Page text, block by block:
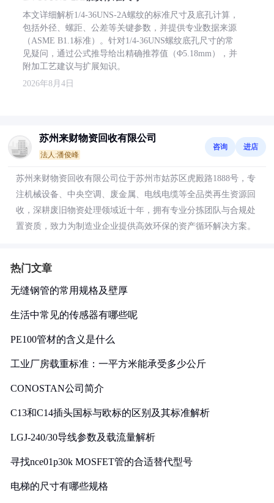
本文详细解析1/4-36UNS-2A螺纹的标准尺寸及底孔计算，
包括外径、螺距、公差等关键参数，并提供专业数据来源
（ASME B1.1标准）。针对1/4-36UNS螺纹底孔尺寸的常
见疑问，通过公式推导给出精确推荐值（Φ5.18mm），并
附加工艺建议与扩展知识。
2026年8月4日
苏州来财物资回收有限公司
法人:潘俊峰
咨询 进店
苏州来财物资回收有限公司位于苏州市姑苏区虎殿路1888号，专
注机械设备、中央空调、废金属、电线电缆等全品类再生资源回
收，深耕废旧物资处理领域近十年，拥有专业分拣团队与合规处
置资质，致力为制造业企业提供高效环保的资产循环解决方案。
热门文章
无缝钢管的常用规格及壁厚
生活中常见的传感器有哪些呢
PE100管材的含义是什么
工业厂房载重标准：一平方米能承受多少公斤
CONOSTAN公司简介
C13和C14插头国标与欧标的区别及其标准解析
LGJ-240/30导线参数及载流量解析
寻找nce01p30k MOSFET管的合适替代型号
电梯的尺寸有哪些规格